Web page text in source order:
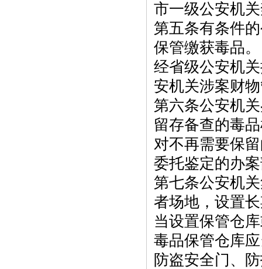
市一级公安机
第五条有条件
保管缴获毒品。
经省级公安机
安机关涉案财
第六条公安机
留存备查的毒
对不再需要保
委托鉴定的办
第七条公安机
者场地，设置
当设置保管仓
毒品保管仓库
防盗安全门、